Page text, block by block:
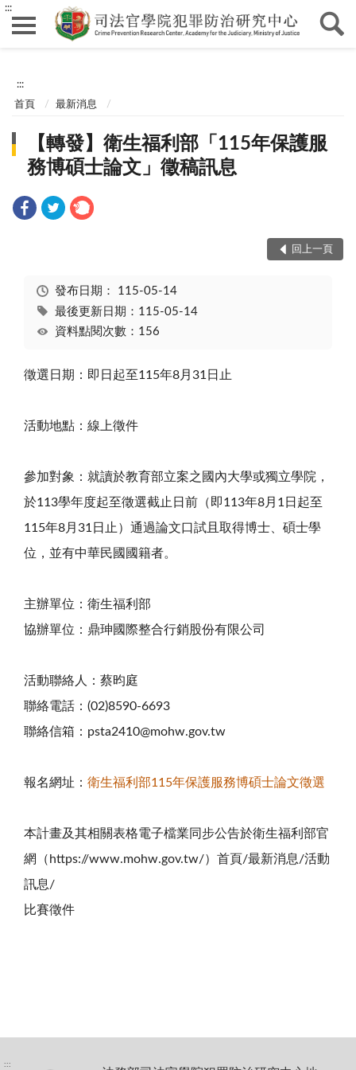
:::
:::
首頁 最新消息
【轉發】衛生福利部「115年保護服
務博碩士論文」徵稿訊息
回上一頁
發布日期： 115-05-14
最後更新日期：115-05-14
資料點閱次數：156
徵選日期：即日起至115年8月31日止
活動地點：線上徵件
參加對象：就讀於教育部立案之國內大學或獨立學院，
於113學年度起至徵選截止日前（即113年8月1日起至
115年8月31日止）通過論文口試且取得博士、碩士學
位，並有中華民國國籍者。
主辦單位：衛生福利部
協辦單位：鼎珅國際整合行銷股份有限公司
活動聯絡人：蔡昀庭
聯絡電話：(02)8590-6693
聯絡信箱：psta2410@mohw.gov.tw
報名網址： 衛生福利部115年保護服務博碩士論文徵選
本計畫及其相關表格電子檔業同步公告於衛生福利部官
網（https://www.mohw.gov.tw/）首頁/最新消息/活動
訊息/
比賽徵件
:::